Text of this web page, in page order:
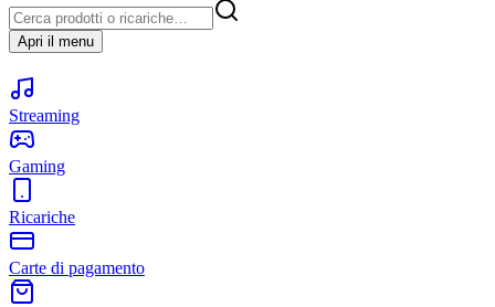
Apri il menu
Streaming
Gaming
Ricariche
Carte di pagamento